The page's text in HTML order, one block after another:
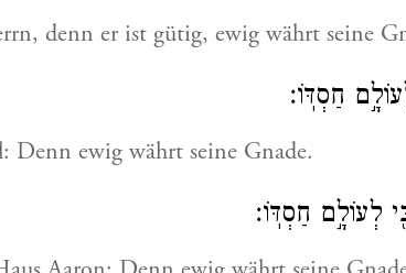
denn er ist gütig, ewig währt seine
חַסְדּֽוֹ׃
Denn ewig währt seine Gnade.
לְעוֹלָ֣ם חַסְדּֽוֹ׃